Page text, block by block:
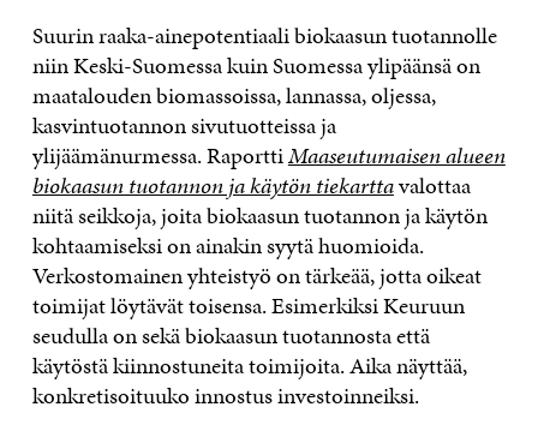
Suurin raaka-ainepotentiaali biokaasun tuotannolle
niin Keski-Suomessa kuin Suomessa ylipäänsä on
maatalouden biomassoissa, lannassa, oljessa,
kasvintuotannon sivutuotteissa ja
ylijäämänurmessa. RaporttiMaaseutumaisen alueen
biokaasun tuotannon ja käytön tiekarttavalottaa
niitä seikkoja, joita biokaasun tuotannon ja käytön
kohtaamiseksi on ainakin syytä huomioida.
Verkostomainen yhteistyö on tärkeää, jotta oikeat
toimijat löytävät toisensa. Esimerkiksi Keuruun
seudulla on sekä biokaasun tuotannosta että
käytöstä kiinnostuneita toimijoita. Aika näyttää,
konkretisoituuko innostus investoinneiksi.